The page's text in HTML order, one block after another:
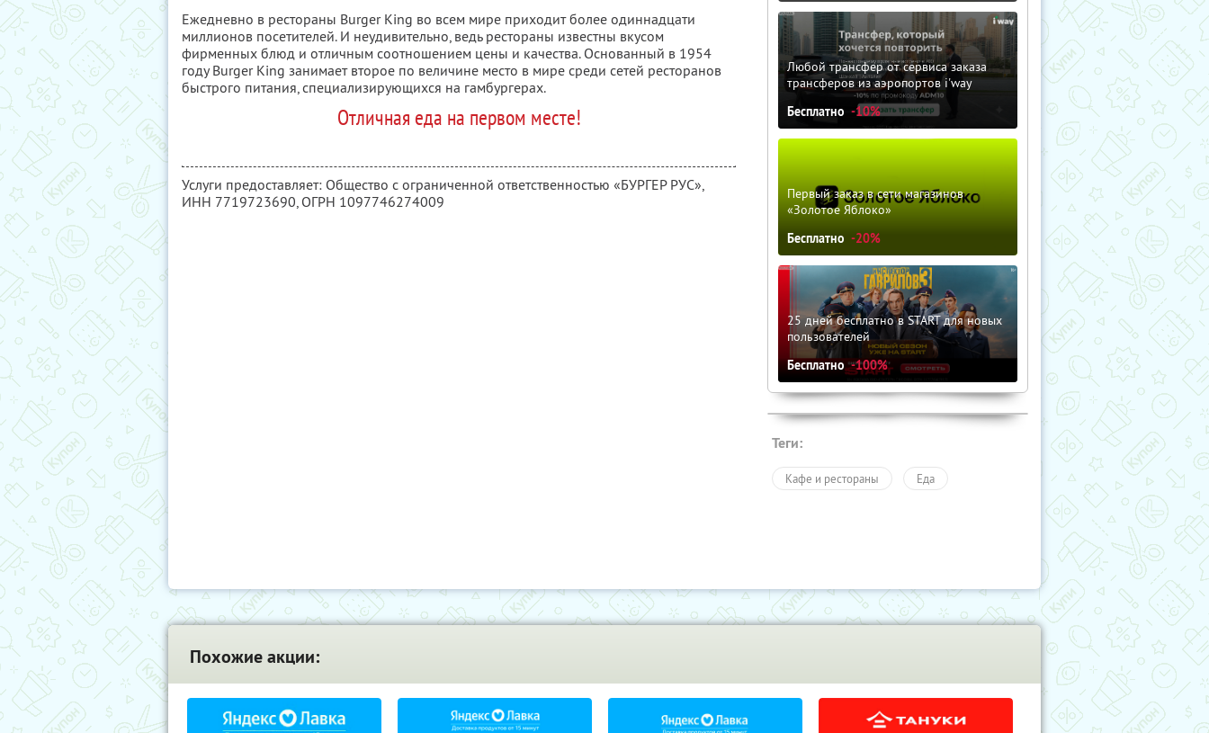
Ежедневно в рестораны Burger King во всем мире приходит более одиннадцати
миллионов посетителей. И неудивительно, ведь рестораны известны вкусом
фирменных блюд и отличным соотношением цены и качества. Основанный в 1954
году Burger King занимает второе по величине место в мире среди сетей ресторанов
быстрого питания, специализирующихся на гамбургерах.
Отличная еда на первом месте!
Услуги предоставляет: Общество с ограниченной ответственностью «БУРГЕР РУС»,
ИНН 7719723690, ОГРН 1097746274009
Любой трансфер от сервиса заказа
трансферов из аэропортов i'way
Бесплатно -10%
Первый заказ в сети магазинов
«Золотое Яблоко»
Бесплатно -20%
25 дней бесплатно в START для новых
пользователей
Бесплатно -100%
Теги:
Кафе и рестораны Еда
Похожие акции: